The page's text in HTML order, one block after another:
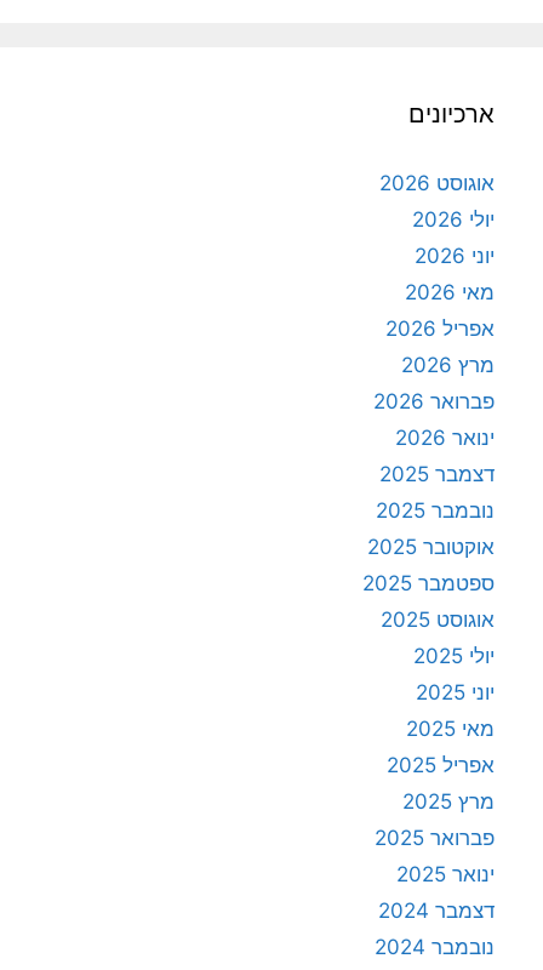
ארכיונים
אוגוסט 2026
יולי 2026
יוני 2026
מאי 2026
אפריל 2026
מרץ 2026
פברואר 2026
ינואר 2026
דצמבר 2025
נובמבר 2025
אוקטובר 2025
ספטמבר 2025
אוגוסט 2025
יולי 2025
יוני 2025
מאי 2025
אפריל 2025
מרץ 2025
פברואר 2025
ינואר 2025
דצמבר 2024
נובמבר 2024